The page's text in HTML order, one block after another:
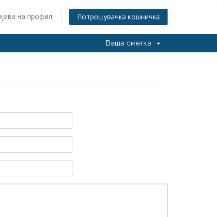
на профил Потрошувачка кошничка
Ваша сметка